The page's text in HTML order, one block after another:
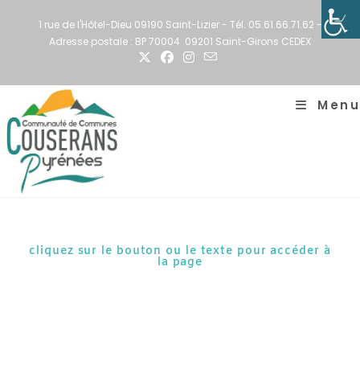
1 rue de l'Hôtel-Dieu 09190 Saint-Lizier - Tél. 05.61.66.71.62 -
Adresse postale : BP 70004 09201 Saint-Girons CEDEX
Menu
cliquez sur le bouton ou le texte pour accéder à
la page